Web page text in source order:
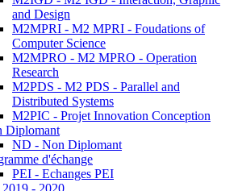
and Design
M2MPRI - M2 MPRI - Foudations of
Computer Science
M2MPRO - M2 MPRO - Operation
Research
M2PDS - M2 PDS - Parallel and
Distributed Systems
M2PIC - Projet Innovation Conception
Diplomant
ND - Non Diplomant
d'échange
PEI - Echanges PEI
- 2020